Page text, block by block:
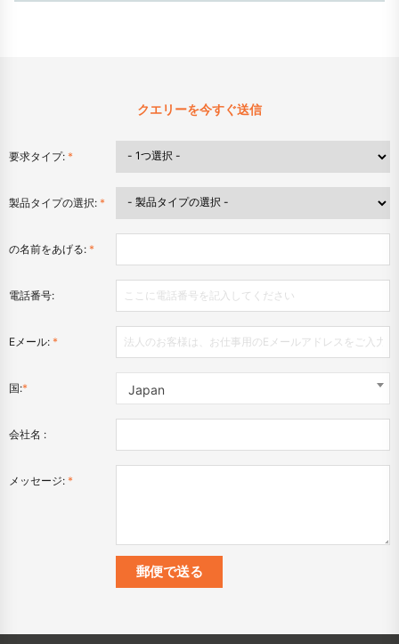
クエリーを今すぐ送信
要求タイプ: *
製品タイプの選択: *
の名前をあげる: *
電話番号:
Eメール: *
国:* Japan
会社名 :
メッセージ: *